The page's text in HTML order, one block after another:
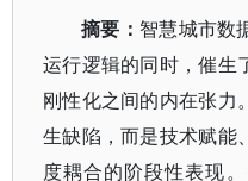
摘要 ： 智慧城市数
运行逻辑的同时，催生
刚性化之间的内在张力
生缺陷，而是技术赋能
度耦合的阶段性表现